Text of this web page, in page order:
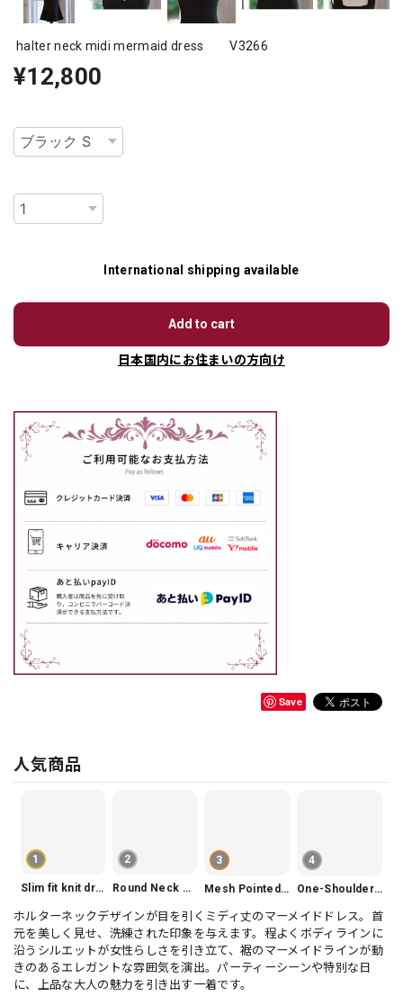
halter neck midi mermaid dress V3266
¥12,800
International shipping available
Add to cart
日本国内にお住まいの方向け
Save
人気商品
1
Slim fit knit dress(3color) V1330
2
Round Neck Tiered Sleeveless Dress V2290
3
Mesh Pointed Toe Pumps V165
4
One-Shoulder Slim-Fit Flattering Mermaid Skirt Dress V2295
ホルターネックデザインが目を引くミディ丈のマーメイドドレス。首
元を美しく見せ、洗練された印象を与えます。程よくボディラインに
沿うシルエットが女性らしさを引き立て、裾のマーメイドラインが動
きのあるエレガントな雰囲気を演出。パーティーシーンや特別な日
に、上品な大人の魅力を引き出す一着です。